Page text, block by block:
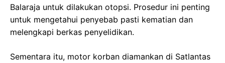
Balaraja untuk dilakukan otopsi. Prosedur ini penting
untuk mengetahui penyebab pasti kematian dan
melengkapi berkas penyelidikan.
Sementara itu, motor korban diamankan di Satlantas